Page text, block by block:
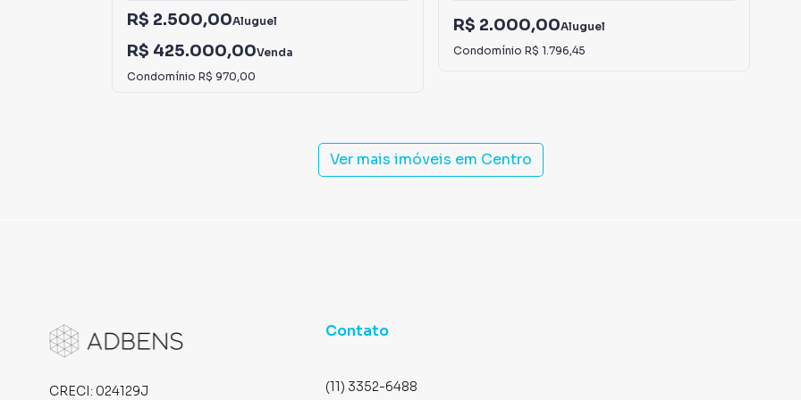
R$ 2.500,00Aluguel
R$ 425.000,00Venda
Condomínio R$ 970,00
R$ 2.000,00Aluguel
Condomínio R$ 1.796,45
Ver mais imóveis em Centro
CRECI: 024129J
Contato
(11) 3352-6488